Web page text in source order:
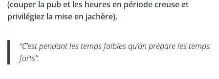
(couper la pub et les heures en période creuse et
privilégiez la mise en jachère).
“C’est pendant les temps faibles qu’on prépare les temps
forts”.